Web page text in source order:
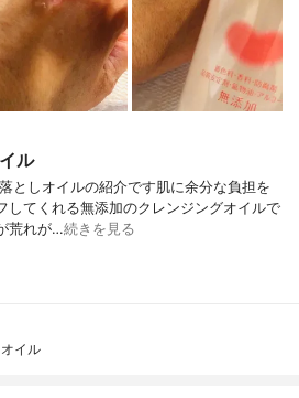
ル
としオイルの紹介です肌に余分な負担を
してくれる無添加のクレンジングオイルで
荒れが…続きを見る
イル